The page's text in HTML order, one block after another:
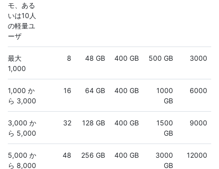
モ、ある
いは10人
の軽量ユ
ーザ
最大
1,000
8 48 GB 400 GB 500 GB 3000
1,000 か
ら 3,000
16 64 GB 400 GB
1000
GB
6000
3,000 か
ら 5,000
32 128 GB 400 GB
1500
GB
9000
5,000 か
ら 8,000
48 256 GB 400 GB
3000
GB
12000